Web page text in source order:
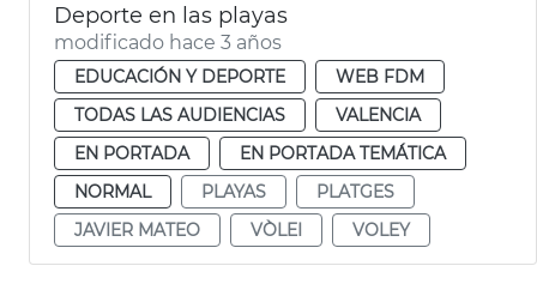
Deporte en las playas
modificado hace 3 años
EDUCACIÓN Y DEPORTE
WEB FDM
TODAS LAS AUDIENCIAS
VALENCIA
EN PORTADA
EN PORTADA TEMÁTICA
NORMAL
PLAYAS
PLATGES
JAVIER MATEO
VÒLEI VOLEY